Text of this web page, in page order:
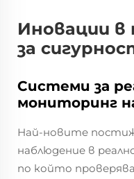
Иновации в
за
Системи за
мониторинг
Най-новите
наблюдение в
по който